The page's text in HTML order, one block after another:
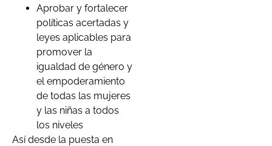
Aprobar y fortalecer
políticas acertadas y
leyes aplicables para
promover la
igualdad de género y
el empoderamiento
de todas las mujeres
y las niñas a todos
los niveles
Así desde la puesta en